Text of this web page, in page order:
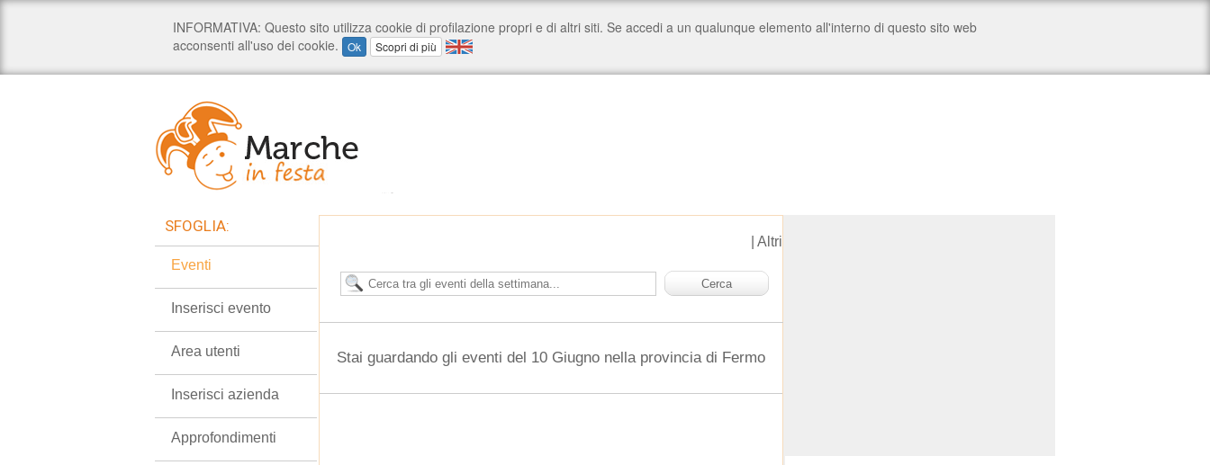
Altri
Stai guardando gli eventi del 10 Giugno nella provincia di Fermo
SFOGLIA:
Eventi
Inserisci evento
Area utenti
Inserisci azienda
Approfondimenti